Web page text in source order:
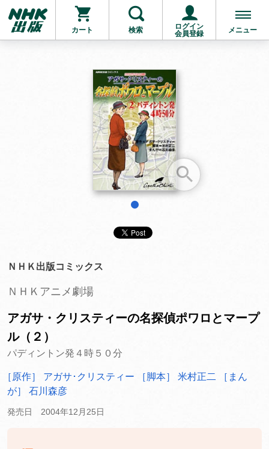
カート 検索
ログイン
会員登録
メニュー
お支払いに進む
他にも商品を買う
ＮＨＫ出版コミックス
ＮＨＫアニメ劇場
アガサ・クリスティーの名探偵ポワロとマープ
ル（２）
パディントン発４時５０分
［原作］ アガサ･クリスティー ［脚本］ 米村正二
［まん
が］ 石川森彦
発売日 2004年12月25日